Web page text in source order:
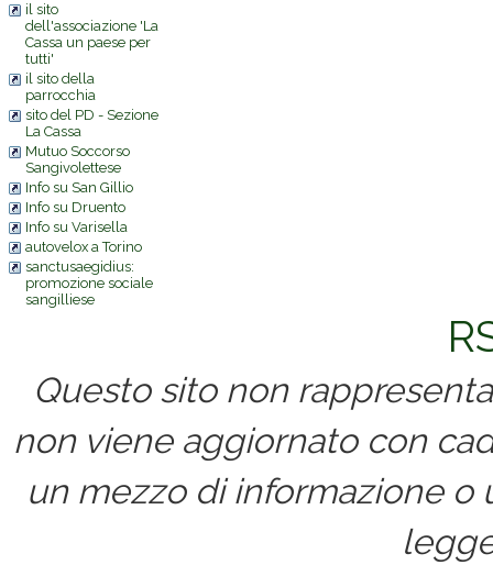
il sito
dell'associazione 'La
Cassa un paese per
tutti'
il sito della
parrocchia
sito del PD - Sezione
La Cassa
Mutuo Soccorso
Sangivolettese
Info su San Gillio
Info su Druento
Info su Varisella
autovelox a Torino
sanctusaegidius:
promozione sociale
sangilliese
Questo sito non
non viene aggiornato con
un mezzo di informazione